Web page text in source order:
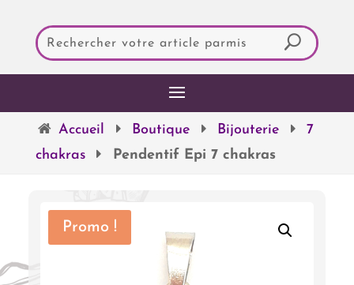
Accueil Boutique Bijouterie
7
chakras
Pendentif Epi 7 chakras
Promo !